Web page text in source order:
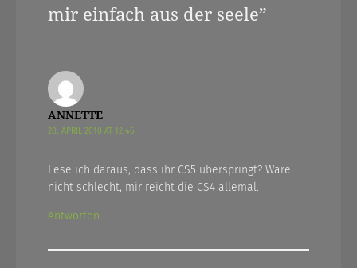
mir einfach aus der seele”
ANNETTE
20. APRIL 2010 AT 12.46
Lese ich daraus, dass ihr CS5 überspringt? Wäre
nicht schlecht, mir reicht die CS4 allemal.
Antworten